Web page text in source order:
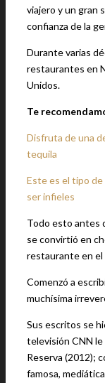
viajero y un gran
confianza de la
Durante varias
restaurantes en
Unidos.
Te
Disfruta de una
tequila
Este es el tipo
ser infieles
Todo esto antes
se convirtió en
restaurante en
Comenzó a
muchísima
Sus escritos se
televisión CNN le
Reserva (2012);
famosa,